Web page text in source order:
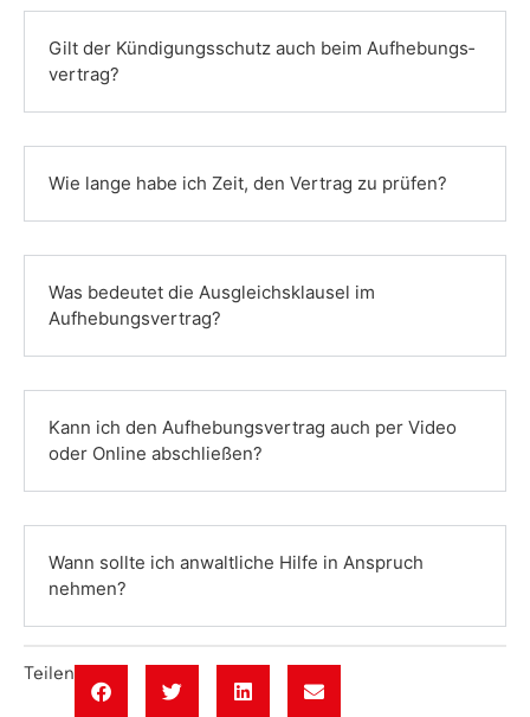
Gilt der Kündigungs­schutz auch beim Aufhebungs­
vertrag?
Wie lange habe ich Zeit, den Vertrag zu prüfen?
Was bedeutet die Ausgleichs­klausel im
Aufhebungs­vertrag?
Kann ich den Aufhebungs­vertrag auch per Video
oder Online abschließen?
Wann sollte ich anwaltliche Hilfe in Anspruch
nehmen?
Teilen